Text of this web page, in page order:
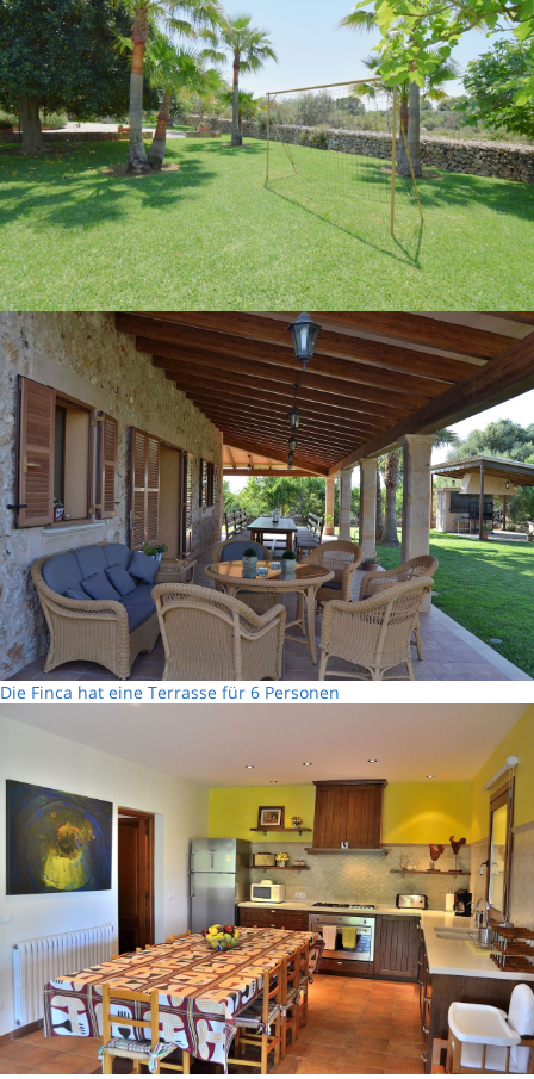
Die Finca hat eine Terrasse für 6 Personen